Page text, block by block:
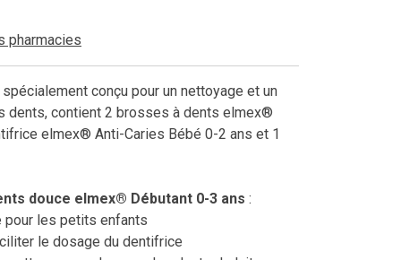
pharmacies
conçu pour un nettoyage et un
dents, contient 2 brosses à dents elmex®
elmex® Anti-Caries Bébé 0-2 ans et 1
douce elmex® Débutant 0-3 ans :
pour les petits enfants
le dosage du dentifrice